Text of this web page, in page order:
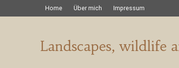
Home Über mich Impressum
Landscapes, wildlife